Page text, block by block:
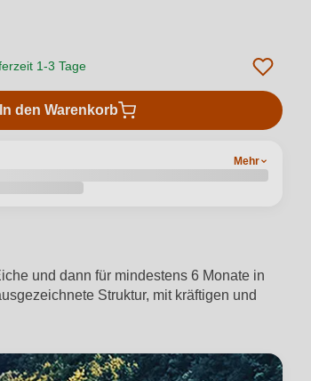
1-3 Tage
In den Warenkorb
Mehr
und dann für mindestens 6 Monate in
Struktur, mit kräftigen und